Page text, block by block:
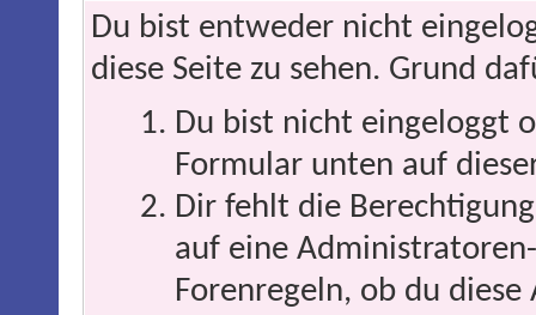
Du bist entweder nicht
diese Seite zu sehen. Grund
Du bist nicht eingeloggt
Formular unten auf
Dir fehlt die
auf eine
Forenregeln, ob du